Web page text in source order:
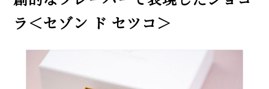
ラ＜セゾン ド セツコ＞